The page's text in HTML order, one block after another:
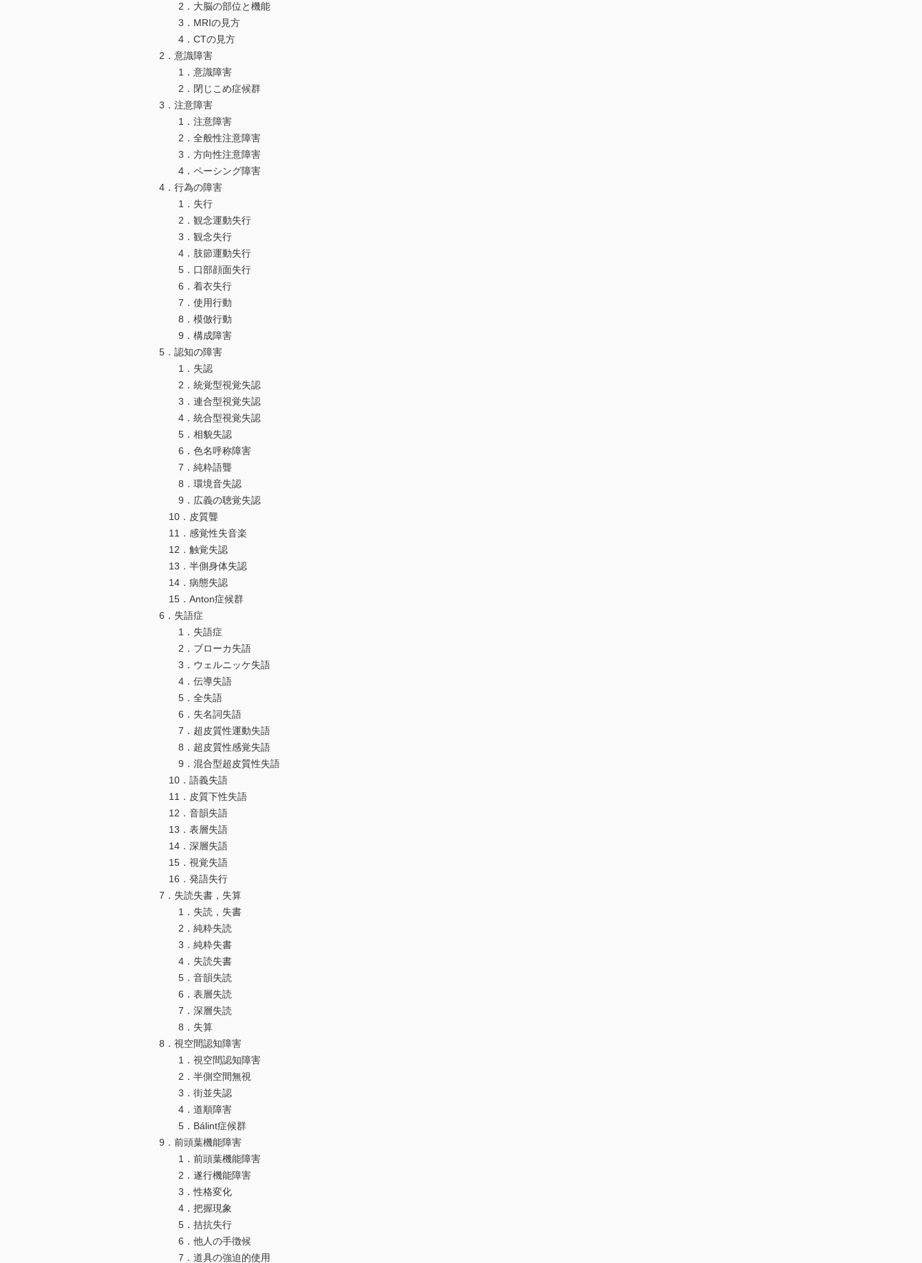
2．大脳の部位と機能
3．MRIの見方
4．CTの見方
2．意識障害
1．意識障害
2．閉じこめ症候群
3．注意障害
1．注意障害
2．全般性注意障害
3．方向性注意障害
4．ペーシング障害
4．行為の障害
1．失行
2．観念運動失行
3．観念失行
4．肢節運動失行
5．口部顔面失行
6．着衣失行
7．使用行動
8．模倣行動
9．構成障害
5．認知の障害
1．失認
2．統覚型視覚失認
3．連合型視覚失認
4．統合型視覚失認
5．相貌失認
6．色名呼称障害
7．純粋語聾
8．環境音失認
9．広義の聴覚失認
10．皮質聾
11．感覚性失音楽
12．触覚失認
13．半側身体失認
14．病態失認
15．Anton症候群
6．失語症
1．失語症
2．ブローカ失語
3．ウェルニッケ失語
4．伝導失語
5．全失語
6．失名詞失語
7．超皮質性運動失語
8．超皮質性感覚失語
9．混合型超皮質性失語
10．語義失語
11．皮質下性失語
12．音韻失語
13．表層失語
14．深層失語
15．視覚失語
16．発語失行
7．失読失書，失算
1．失読，失書
2．純粋失読
3．純粋失書
4．失読失書
5．音韻失読
6．表層失読
7．深層失読
8．失算
8．視空間認知障害
1．視空間認知障害
2．半側空間無視
3．街並失認
4．道順障害
5．Bálint症候群
9．前頭葉機能障害
1．前頭葉機能障害
2．遂行機能障害
3．性格変化
4．把握現象
5．拮抗失行
6．他人の手徴候
7．道具の強迫的使用